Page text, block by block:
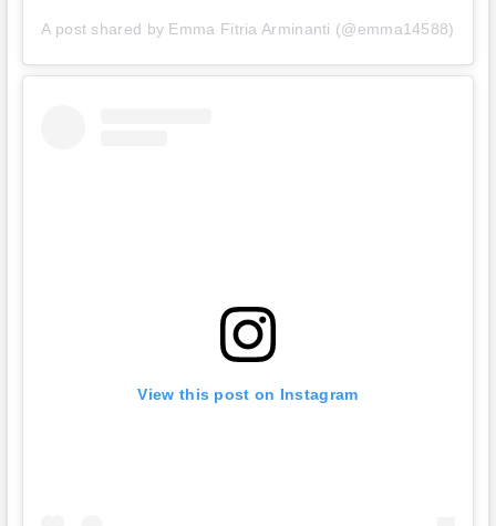
A post shared by Emma Fitria Arminanti (@emma14588)
View this post on Instagram